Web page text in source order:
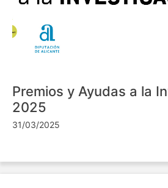
Premios y Ayudas a la
2025
31/03/2025